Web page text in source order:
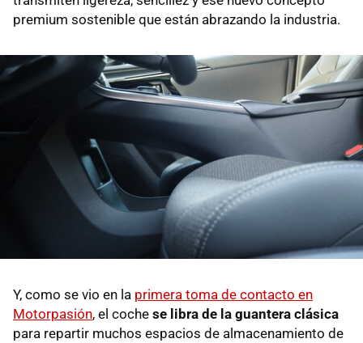
premium sostenible que están abrazando la industria.
Y, como se vio en la primera toma de contacto en
Motorpasión, el coche se libra de la guantera clásica
para repartir muchos espacios de almacenamiento de